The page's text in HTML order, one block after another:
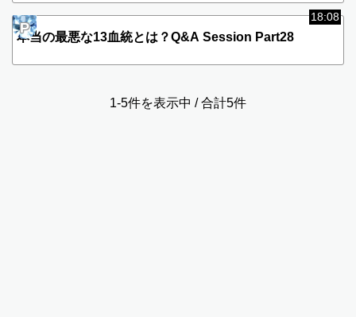
P
18:08
本当の最悪な13血統とは？Q&A Session Part28
1-5件を表示中 / 合計5件